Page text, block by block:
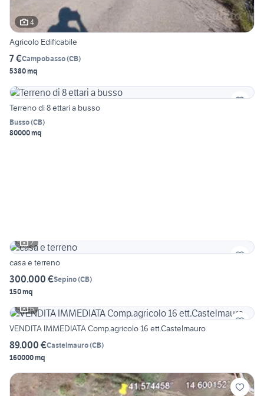
4
Agricolo Edificabile
7 €Campobasso(CB)
5380 mq
Terreno di 8 ettari a busso
Busso(CB)
80000 mq
2
casa e terreno
300.000 €Sepino(CB)
150 mq
6
VENDITA IMMEDIATA Comp.agricolo 16 ett.Castelmauro
89.000 €Castelmauro(CB)
160000 mq